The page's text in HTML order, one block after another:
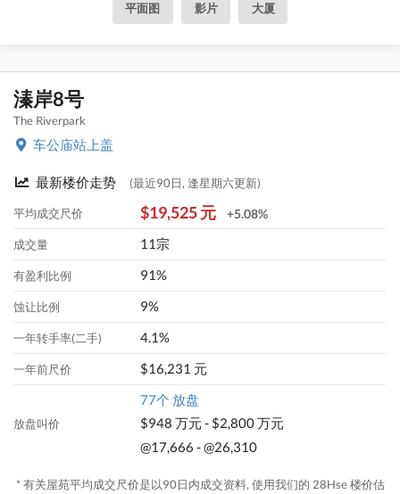
平面图 影片 大厦
溱岸8号
The Riverpark
车公庙站上盖
最新楼价走势 (最近90日, 逢星期六更新)
平均成交尺价 $19,525 元 +5.08%
成交量 11宗
有盈利比例 91%
蚀让比例 9%
一年转手率(二手) 4.1%
一年前尺价 $16,231 元
放盘叫价
77个 放盘
$948 万元 - $2,800 万元
@17,666 - @26,310
* 有关屋苑平均成交尺价是以90日内成交资料, 使用我们的 28Hse 楼价估